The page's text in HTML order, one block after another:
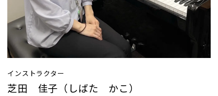
インストラクター
芝田 佳子（しばた かこ）